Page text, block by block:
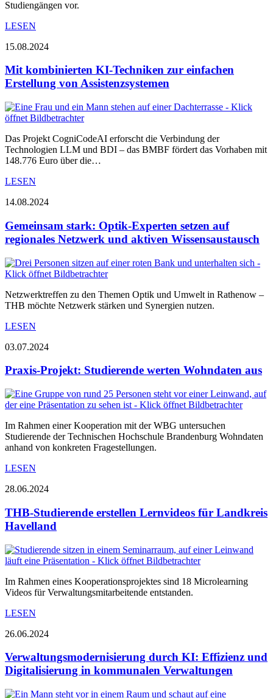
Studiengängen vor.
LESEN
15.08.2024
Mit kombinierten KI-Techniken zur einfachen
Erstellung von Assistenzsystemen
Das Projekt CogniCodeAI erforscht die Verbindung der
Technologien LLM und BDI – das BMBF fördert das Vorhaben mit
148.776 Euro über die…
LESEN
14.08.2024
Gemeinsam stark: Optik-Experten setzen auf
regionales Netzwerk und aktiven Wissensaustausch
Netzwerktreffen zu den Themen Optik und Umwelt in Rathenow –
THB möchte Netzwerk stärken und Synergien nutzen.
LESEN
03.07.2024
Praxis-Projekt: Studierende werten Wohndaten aus
Im Rahmen einer Kooperation mit der WBG untersuchen
Studierende der Technischen Hochschule Brandenburg Wohndaten
anhand von konkreten Fragestellungen.
LESEN
28.06.2024
THB-Studierende erstellen Lernvideos für Landkreis
Havelland
Im Rahmen eines Kooperationsprojektes sind 18 Microlearning
Videos für Verwaltungsmitarbeitende entstanden.
LESEN
26.06.2024
Verwaltungsmodernisierung durch KI: Effizienz und
Digitalisierung in kommunalen Verwaltungen